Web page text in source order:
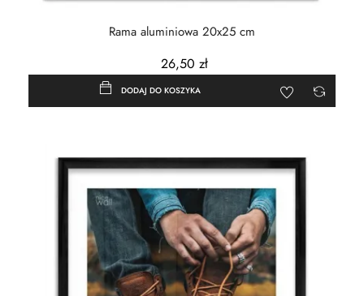
Rama aluminiowa 20x25 cm
26,50 zł
DODAJ DO KOSZYKA